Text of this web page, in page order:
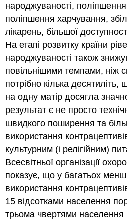
народжуваності, поліпшення
поліпшення харчування,
лікарень, більшої
На етапі розвитку країни
народжуваності також
повільнішими темпами, ніж
потрібно кілька десятиліть,
на одну матір досягла
результат є не просто
швидкого поширення та
використання
культурним (і релігійним)
Всесвітньої організації
показує, що у багатьох
використання
15 відсотками населення
трьома чвертями населення